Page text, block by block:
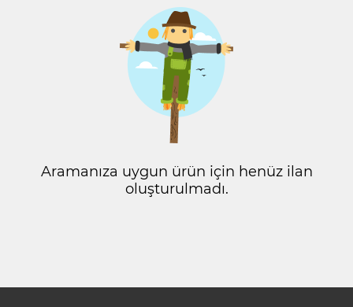
Aramanıza uygun ürün için henüz ilan
oluşturulmadı.